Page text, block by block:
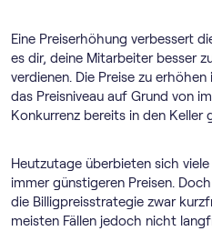
Eine Preiserhöhung verbessert
es dir, deine Mitarbeiter besser
verdienen. Die Preise zu
das Preisniveau auf Grund von
Konkurrenz bereits in den Keller
Heutzutage überbieten sich
immer günstigeren Preisen.
die Billigpreisstrategie zwar
meisten Fällen jedoch nicht